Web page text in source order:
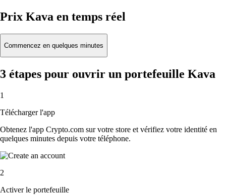
Prix Kava en temps réel
Commencez en quelques minutes
3 étapes pour ouvrir un portefeuille Kava
1
Télécharger l'app
Obtenez l'app Crypto.com sur votre store et vérifiez votre identité en
quelques minutes depuis votre téléphone.
2
Activer le portefeuille